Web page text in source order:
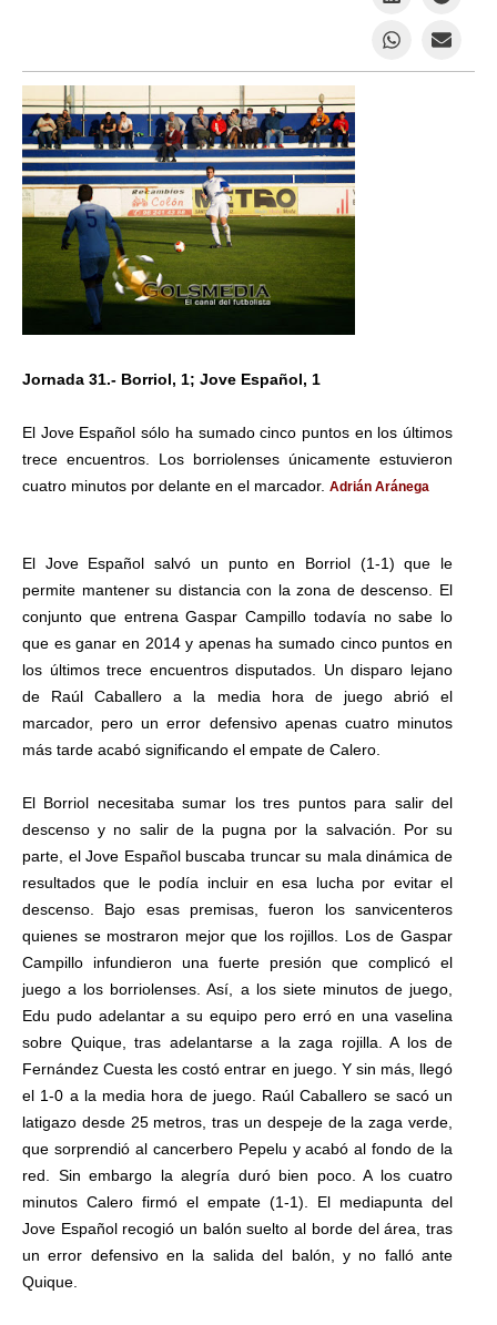
Jornada 31.- Borriol, 1; Jove Español, 1
El Jove Español sólo ha sumado cinco puntos en los últimos
trece encuentros. Los borriolenses únicamente estuvieron
cuatro minutos por delante en el marcador. Adrián Aránega
El Jove Español salvó un punto en Borriol (1-1) que le
permite mantener su distancia con la zona de descenso. El
conjunto que entrena Gaspar Campillo todavía no sabe lo
que es ganar en 2014 y apenas ha sumado cinco puntos en
los últimos trece encuentros disputados. Un disparo lejano
de Raúl Caballero a la media hora de juego abrió el
marcador, pero un error defensivo apenas cuatro minutos
más tarde acabó significando el empate de Calero.
El Borriol necesitaba sumar los tres puntos para salir del
descenso y no salir de la pugna por la salvación. Por su
parte, el Jove Español buscaba truncar su mala dinámica de
resultados que le podía incluir en esa lucha por evitar el
descenso. Bajo esas premisas, fueron los sanvicenteros
quienes se mostraron mejor que los rojillos. Los de Gaspar
Campillo infundieron una fuerte presión que complicó el
juego a los borriolenses. Así, a los siete minutos de juego,
Edu pudo adelantar a su equipo pero erró en una vaselina
sobre Quique, tras adelantarse a la zaga rojilla. A los de
Fernández Cuesta les costó entrar en juego. Y sin más, llegó
el 1-0 a la media hora de juego. Raúl Caballero se sacó un
latigazo desde 25 metros, tras un despeje de la zaga verde,
que sorprendió al cancerbero Pepelu y acabó al fondo de la
red. Sin embargo la alegría duró bien poco. A los cuatro
minutos Calero firmó el empate (1-1). El mediapunta del
Jove Español recogió un balón suelto al borde del área, tras
un error defensivo en la salida del balón, y no falló ante
Quique.